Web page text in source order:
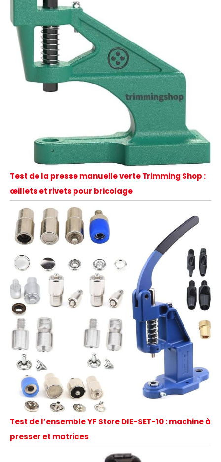
Test de la presse manuelle verte Trimming Shop :
œillets et rivets pour bricolage
Test de l’ensemble YF Store DIE-SET-10 : machine à
presser et matrices